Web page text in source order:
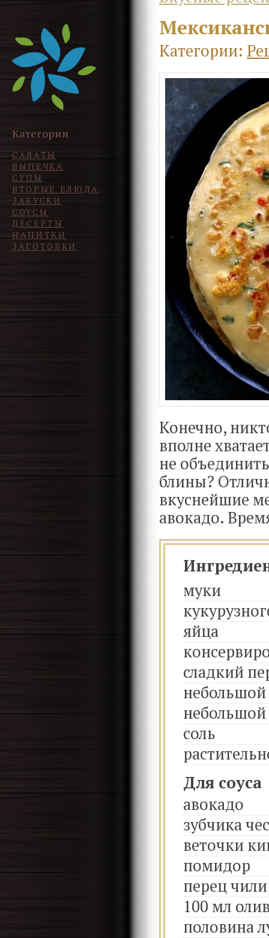
Категории
САЛАТЫ
ВЫПЕЧКА
СУПЫ
ВТОРЫЕ БЛЮДА
ЗАКУСКИ
СОУСЫ
ДЕСЕРТЫ
НАПИТКИ
ЗАГОТОВКИ
Категории:
Конечно,
вполне
не
блины?
вкуснейшие
авокадо.
муки
яйца
сладкий
соль
Для соуса
авокадо
зубчика
веточки
помидор
перец чили
100 мл
половина